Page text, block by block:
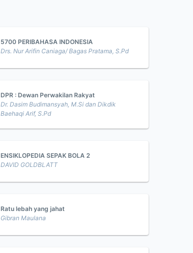
5700 PERIBAHASA INDONESIA
Drs. Nur Arifin Caniaga/ Bagas Pratama, S.Pd
DPR : Dewan Perwakilan Rakyat
Dr. Dasim Budimansyah, M.Si dan Dikdik
Baehaqi Arif, S.Pd
ENSIKLOPEDIA SEPAK BOLA 2
DAVID GOLDBLATT
Ratu lebah yang jahat
Gibran Maulana